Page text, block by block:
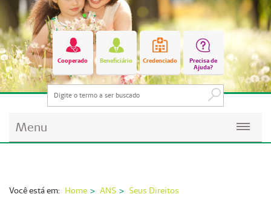
Cooperado Beneficiário Credenciado
Precisa de
Ajuda?
Menu
Você está em: Home ANS Seus Direitos